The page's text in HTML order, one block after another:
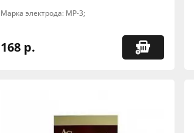
Марка электрода: МР-3;
168 р.